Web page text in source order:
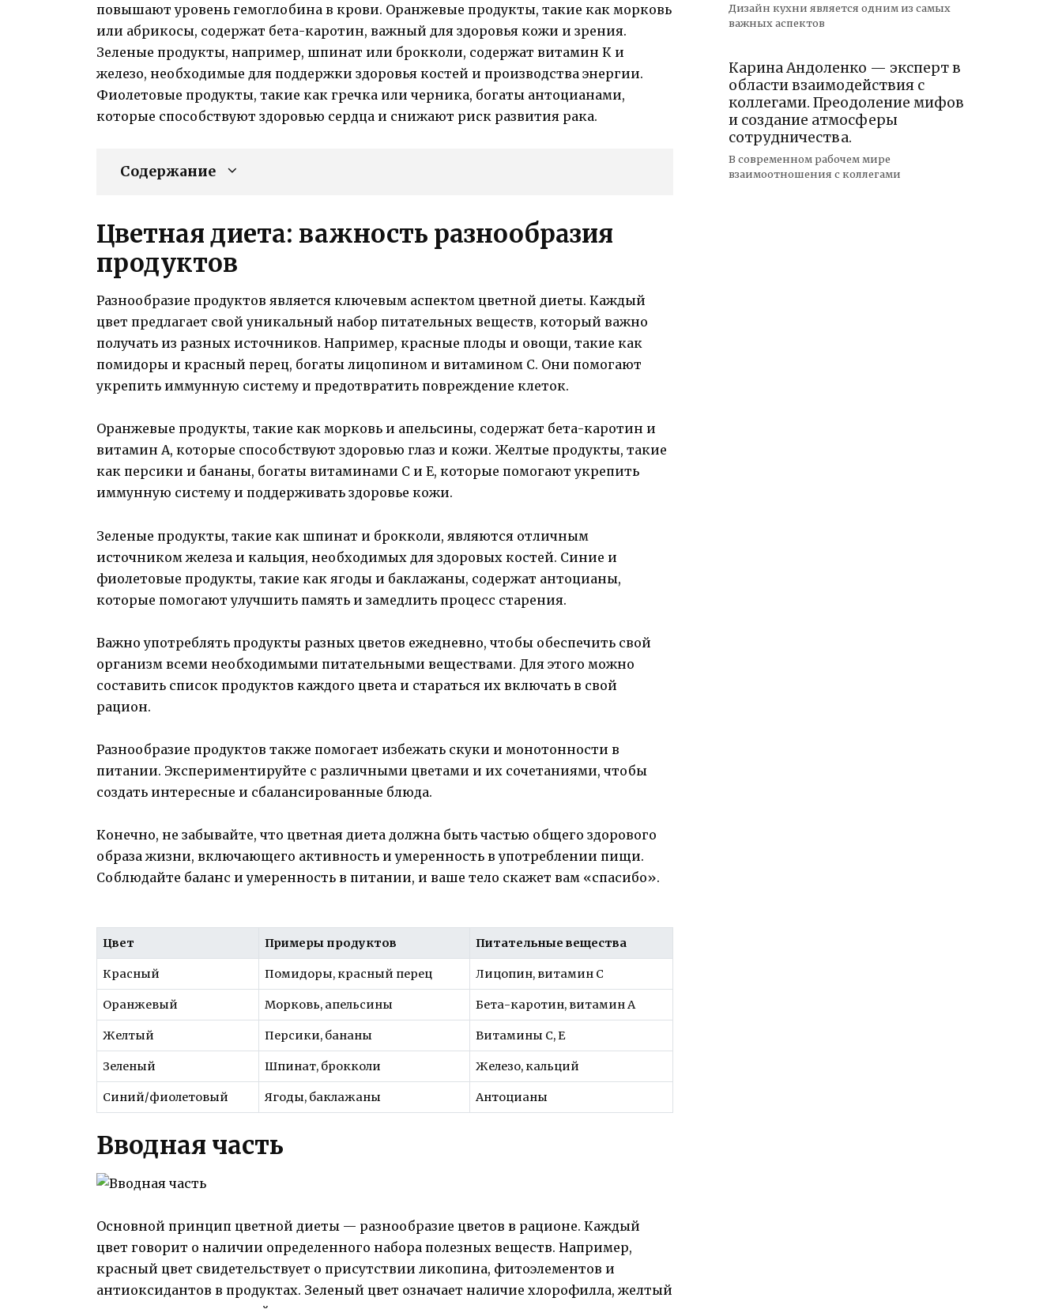
повышают уровень гемоглобина в крови. Оранжевые продукты, такие как морковь
или абрикосы, содержат бета-каротин, важный для здоровья кожи и зрения.
Зеленые продукты, например, шпинат или брокколи, содержат витамин К и
железо, необходимые для поддержки здоровья костей и производства энергии.
Фиолетовые продукты, такие как гречка или черника, богаты антоцианами,
которые способствуют здоровью сердца и снижают риск развития рака.
Содержание
Цветная диета: важность разнообразия
продуктов
Разнообразие продуктов является ключевым аспектом цветной диеты. Каждый
цвет предлагает свой уникальный набор питательных веществ, который важно
получать из разных источников. Например, красные плоды и овощи, такие как
помидоры и красный перец, богаты лицопином и витамином С. Они помогают
укрепить иммунную систему и предотвратить повреждение клеток.
Оранжевые продукты, такие как морковь и апельсины, содержат бета-каротин и
витамин А, которые способствуют здоровью глаз и кожи. Желтые продукты, такие
как персики и бананы, богаты витаминами С и Е, которые помогают укрепить
иммунную систему и поддерживать здоровье кожи.
Зеленые продукты, такие как шпинат и брокколи, являются отличным
источником железа и кальция, необходимых для здоровых костей. Синие и
фиолетовые продукты, такие как ягоды и баклажаны, содержат антоцианы,
которые помогают улучшить память и замедлить процесс старения.
Важно употреблять продукты разных цветов ежедневно, чтобы обеспечить свой
организм всеми необходимыми питательными веществами. Для этого можно
составить список продуктов каждого цвета и стараться их включать в свой
рацион.
Разнообразие продуктов также помогает избежать скуки и монотонности в
питании. Экспериментируйте с различными цветами и их сочетаниями, чтобы
создать интересные и сбалансированные блюда.
Конечно, не забывайте, что цветная диета должна быть частью общего здорового
образа жизни, включающего активность и умеренность в употреблении пищи.
Соблюдайте баланс и умеренность в питании, и ваше тело скажет вам «спасибо».
Цвет Примеры продуктов Питательные вещества
Красный Помидоры, красный перец Лицопин, витамин С
Оранжевый Морковь, апельсины Бета-каротин, витамин А
Желтый Персики, бананы Витамины C, E
Зеленый Шпинат, брокколи Железо, кальций
Синий/фиолетовый Ягоды, баклажаны Антоцианы
Вводная часть
Основной принцип цветной диеты — разнообразие цветов в рационе. Каждый
цвет говорит о наличии определенного набора полезных веществ. Например,
красный цвет свидетельствует о присутствии ликопина, фитоэлементов и
антиоксидантов в продуктах. Зеленый цвет означает наличие хлорофилла, желтый
Дизайн кухни является одним из самых
важных аспектов
Карина Андоленко — эксперт в
области взаимодействия с
коллегами. Преодоление мифов
и создание атмосферы
сотрудничества.
В современном рабочем мире
взаимоотношения с коллегами